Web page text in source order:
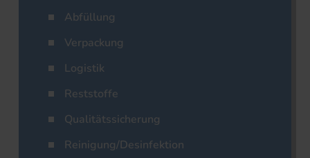
Abfüllung
Verpackung
Logistik
Reststoffe
Qualitätssicherung
Reinigung/Desinfektion